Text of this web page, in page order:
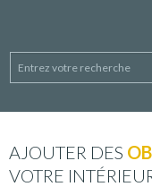
AJOUTER DES
VOTRE